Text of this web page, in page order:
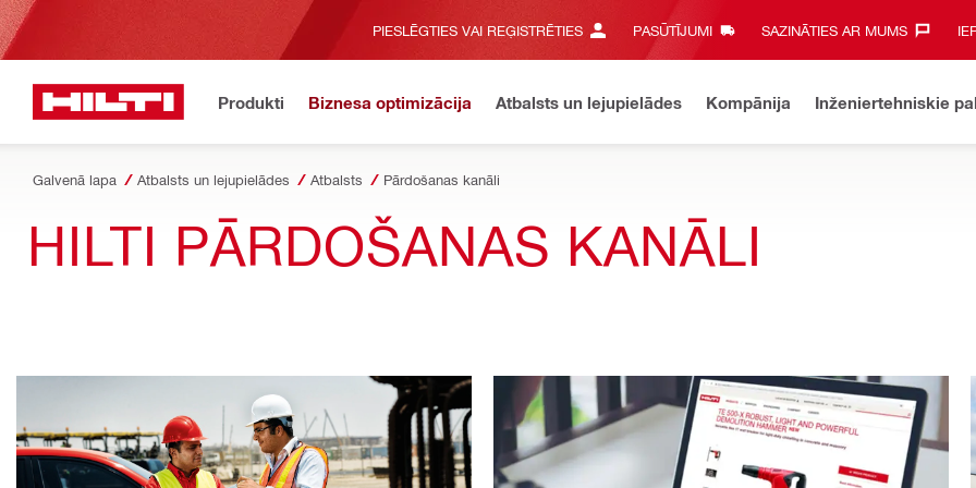
PIESLĒGTIES VAI REĢISTRĒTIES PASŪTĪJUMI SAZINĀTIES AR MUMS‎
Produkti Biznesa optimizācija Atbalsts un lejupielādes Kompānija Inženiertehniskie
Galvenā lapa Atbalsts un lejupielādes Atbalsts Pārdošanas kanāli
HILTI PĀRDOŠANAS KANĀLI